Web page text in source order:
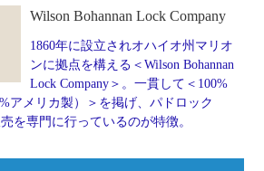
Wilson Bohannan Lock Company
1860年に設立されオハイオ州マリオ
ンに拠点を構える＜Wilson Bohannan
Lock Company＞。一貫して＜100%
アメリカ製）＞を掲げ、パドロック
を専門に行っているのが特徴。